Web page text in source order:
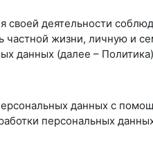
деятельности
частной жизни, личную и
данных (далее –
данных с
персональных